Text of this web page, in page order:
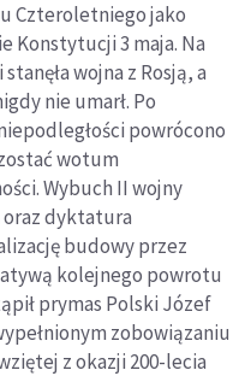
Czteroletniego jako
Konstytucji 3 maja. Na
wojna z Rosją, a
nie umarł. Po
powrócono
wotum
Wybuch II wojny
dyktatura
budowy przez
kolejnego powrotu
prymas Polski Józef
zobowiązaniu
z okazji 200-lecia